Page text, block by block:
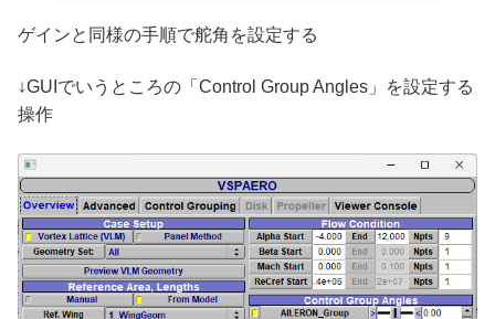
ゲインと同様の手順で舵角を設定する
↓GUIでいうところの「Control Group Angles」を設定する
操作